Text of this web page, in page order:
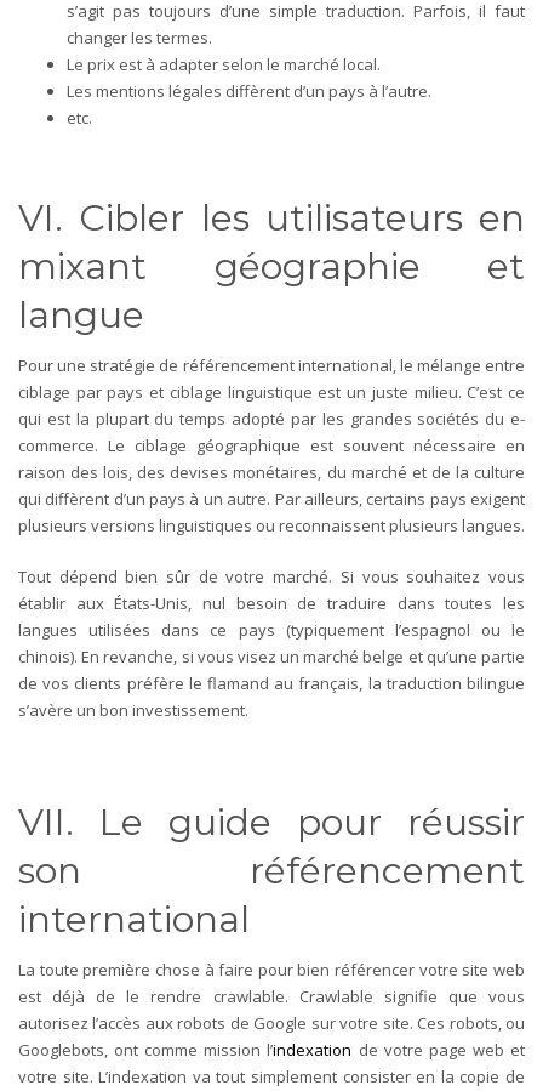
s’agit pas toujours d’une simple traduction. Parfois, il faut
changer les termes.
Le prix est à adapter selon le marché local.
Les mentions légales diffèrent d’un pays à l’autre.
etc.
VI. Cibler les utilisateurs en
mixant géographie et
langue
Pour une stratégie de référencement international, le mélange entre
ciblage par pays et ciblage linguistique est un juste milieu. C’est ce
qui est la plupart du temps adopté par les grandes sociétés du e-
commerce. Le ciblage géographique est souvent nécessaire en
raison des lois, des devises monétaires, du marché et de la culture
qui diffèrent d’un pays à un autre. Par ailleurs, certains pays exigent
plusieurs versions linguistiques ou reconnaissent plusieurs langues.
Tout dépend bien sûr de votre marché. Si vous souhaitez vous
établir aux États-Unis, nul besoin de traduire dans toutes les
langues utilisées dans ce pays (typiquement l’espagnol ou le
chinois). En revanche, si vous visez un marché belge et qu’une partie
de vos clients préfère le flamand au français, la traduction bilingue
s’avère un bon investissement.
VII. Le guide pour réussir
son référencement
international
La toute première chose à faire pour bien référencer votre site web
est déjà de le rendre crawlable. Crawlable signifie que vous
autorisez l’accès aux robots de Google sur votre site. Ces robots, ou
Googlebots, ont comme mission l’indexation de votre page web et
votre site. L’indexation va tout simplement consister en la copie de